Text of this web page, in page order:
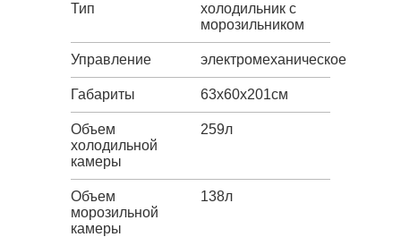
Тип
холодильник с
морозильником
Управление электромеханическое
Габариты 63х60х201см
Объем
холодильной
камеры
259л
Объем
морозильной
камеры
138л